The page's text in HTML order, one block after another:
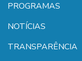
PROGRAMAS
NOTÍCIAS
TRANSPARÊNCIA